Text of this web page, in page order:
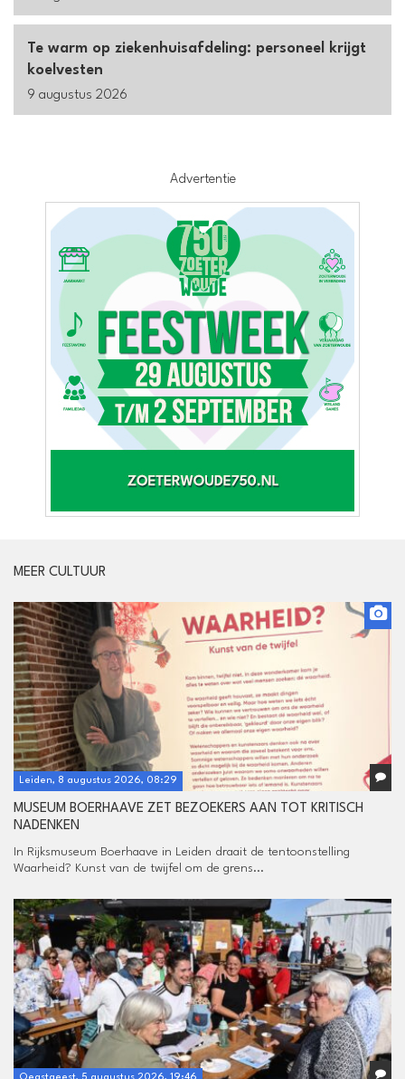
Te warm op ziekenhuisafdeling: personeel krijgt
koelvesten
9 augustus 2026
Advertentie
MEER CULTUUR
Leiden, 8 augustus 2026, 08:29
MUSEUM BOERHAAVE ZET BEZOEKERS AAN TOT KRITISCH
NADENKEN
In Rijksmuseum Boerhaave in Leiden draait de tentoonstelling
Waarheid? Kunst van de twijfel om de grens...